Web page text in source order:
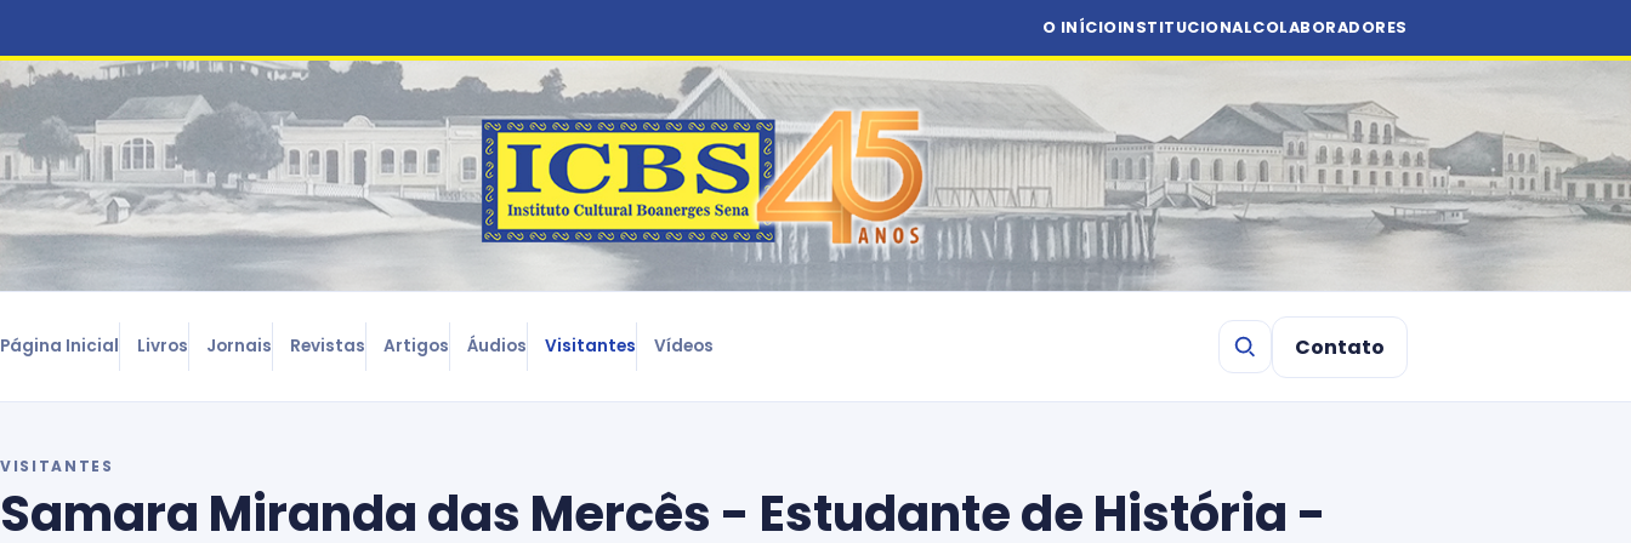
O INÍCIOINSTITUCIONALCOLABORADORES
Página Inicial Livros Jornais Revistas Artigos Áudios Visitantes Vídeos Contato
VISITANTES
Samara Miranda das Mercês - Estudante de História -